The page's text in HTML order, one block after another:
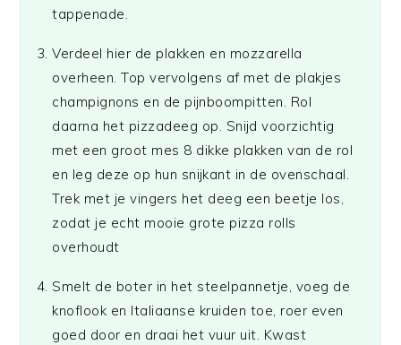
tappenade.
Verdeel hier de plakken en mozzarella
overheen. Top vervolgens af met de plakjes
champignons en de pijnboompitten. Rol
daarna het pizzadeeg op. Snijd voorzichtig
met een groot mes 8 dikke plakken van de rol
en leg deze op hun snijkant in de ovenschaal.
Trek met je vingers het deeg een beetje los,
zodat je echt mooie grote pizza rolls
overhoudt
Smelt de boter in het steelpannetje, voeg de
knoflook en Italiaanse kruiden toe, roer even
goed door en draai het vuur uit. Kwast